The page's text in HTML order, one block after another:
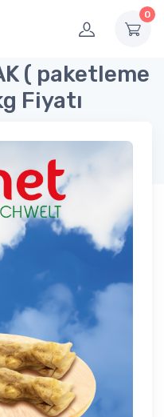
0
( paketleme
Fiyatı